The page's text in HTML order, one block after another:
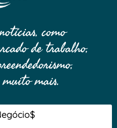
como
de trabalho,
muito mais.